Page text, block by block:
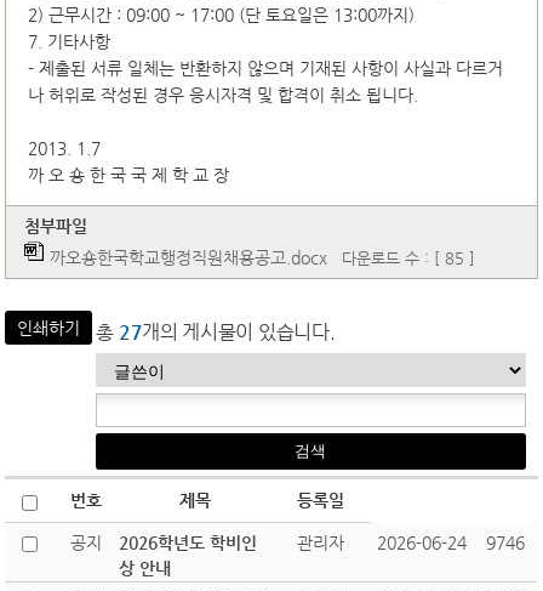
2) 근무시간 : 09:00 ~ 17:00 (단 토요일은 13:00까지)
7. 기타사항
- 제출된 서류 일체는 반환하지 않으며 기재된 사항이 사실과 다르거
나 허위로 작성된 경우 응시자격 및 합격이 취소 됩니다.
2013. 1.7
까 오 숑 한 국 국 제 학 교 장
첨부파일
까오숑한국학교행정직원채용공고.docx 다운로드 수 : [ 85 ]
인쇄하기 총 27개의 게시물이 있습니다.
번호 제목 등록일
공지
2026학년도 학비인
상 안내
관리자 2026-06-24 9746